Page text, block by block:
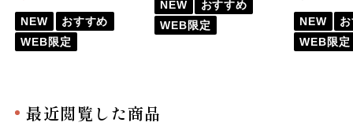
NEW
おすすめ
WEB限定
NEW
おすすめ
WEB限定
NEW
WEB限定
最近閲覧した商品